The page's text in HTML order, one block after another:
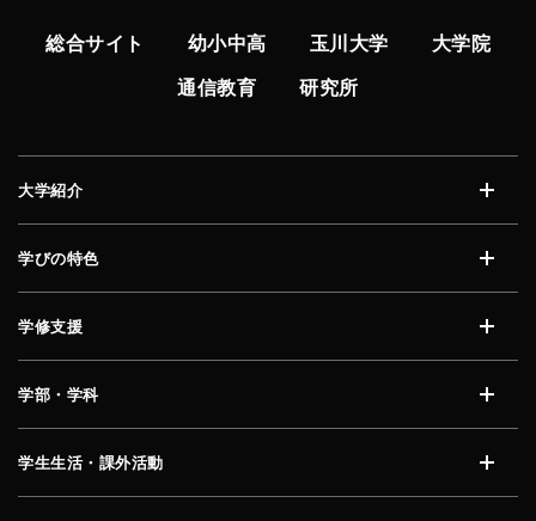
総合サイト 幼小中高 玉川大学 大学院
通信教育 研究所
大学紹介
学びの特色
学修支援
学部・学科
学生生活・課外活動